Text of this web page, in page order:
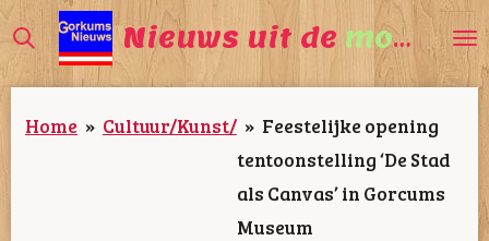
Ga
direct
naar
de
Nieuws uit de mooiste
Home » Cultuur/Kunst/ » Feestelijke opening
tentoonstelling ‘De Stad
als Canvas’ in Gorcums
Museum